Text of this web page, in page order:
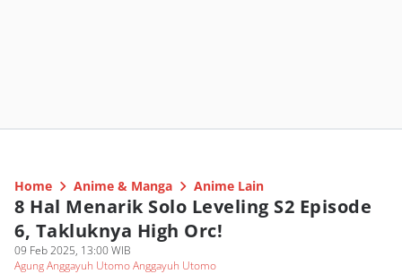
Home Anime & Manga Anime Lain
8 Hal Menarik Solo Leveling S2 Episode
6, Takluknya High Orc!
09 Feb 2025, 13:00 WIB
Agung Anggayuh Utomo Anggayuh Utomo